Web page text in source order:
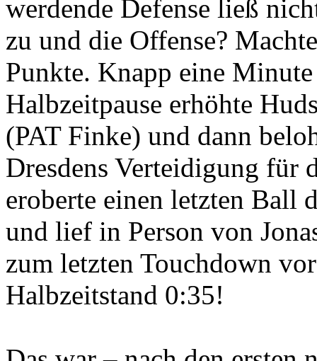
werdende Defense ließ
zu und die Offense?
Punkte. Knapp eine
Halbzeitpause erhöhte
(PAT Finke) und dann
Dresdens Verteidigung für
eroberte einen letzten Ball
und lief in Person von
zum letzten Touchdown
Halbzeitstand 0:35!